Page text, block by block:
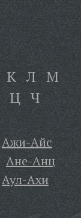
К Л М
Ц Ч
Ажи-Айс
Ане-Анц
Аул-Ахи